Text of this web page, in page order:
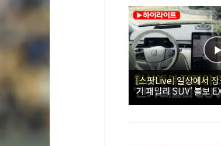
[스팟Live] 일상에서
기 패밀리 SUV' 볼보